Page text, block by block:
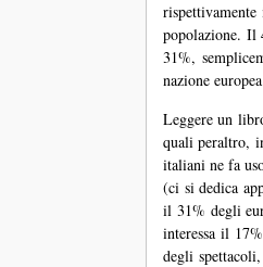
popolazione. Il
31%,
nazione
Leggere un
quali peraltro,
italiani ne fa
(ci si dedica
il 31% degli
interessa il
degli